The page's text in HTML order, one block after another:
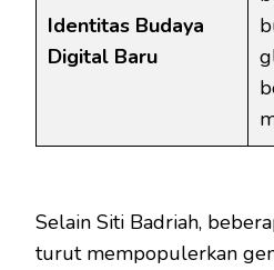
Identitas Budaya
Digital Baru
Selain Siti Badriah,
turut mempopulerkan